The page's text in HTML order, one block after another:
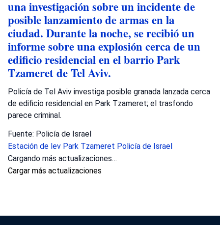
una investigación sobre un incidente de
posible lanzamiento de armas en la
ciudad. Durante la noche, se recibió un
informe sobre una explosión cerca de un
edificio residencial en el barrio Park
Tzameret de Tel Aviv.
Policía de Tel Aviv investiga posible granada lanzada cerca
de edificio residencial en Park Tzameret; el trasfondo
parece criminal.
Fuente: Policía de Israel
Estación de lev Park Tzameret Policía de Israel
Cargando más actualizaciones…
Cargar más actualizaciones